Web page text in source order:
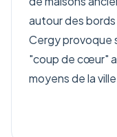
autour des
Cergy provoque
"coup de cœur"
moyens de la